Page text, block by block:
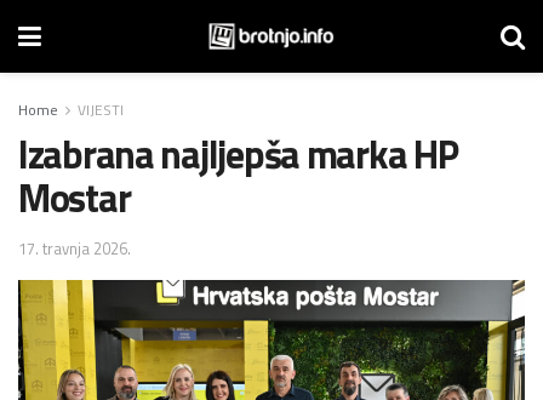
Home VIJESTI
Izabrana najljepša marka HP
Mostar
17. travnja 2026.